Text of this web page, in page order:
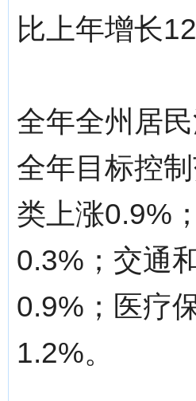
比上年增长
全年全州居
全年目标控
类上涨0.9%
0.3%；交通
0.9%；医疗
1.2%。